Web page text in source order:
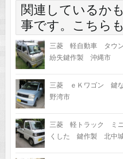
関連しているか
事です。こちら
三菱 軽自動車 タウ
紛失鍵作製 沖縄市
三菱 ｅＫワゴン 鍵
野湾市
三菱 軽トラック ミ
くした 鍵作製 北中